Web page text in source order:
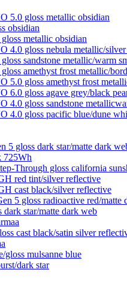
5.0 gloss metallic obsidian
obsidian
metallic obsidian
4.0 gloss nebula metallic/
sandstone metallic/warm
amethyst frost metallic/
5.0 gloss amethyst frost
6.0 gloss agave grey/black
4.0 gloss sandstone
4.0 gloss pacific blue/dune
5 gloss dark star/matte dark
725Wh
Through gloss california
red tint/silver reflective
cast black/silver reflective
5 gloss radioactive red/matte
star/matte dark web
cast black/satin silver
gloss mulsanne blue
dark star